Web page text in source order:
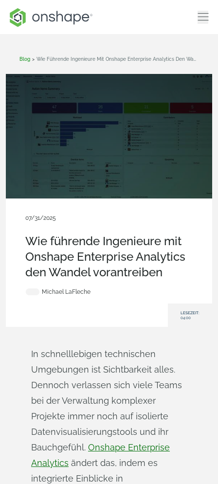
Blog >
07/31/2025
Wie führende Ingenieure mit
Onshape Enterprise Analytics
den Wandel vorantreiben
Michael LaFleche
LESEZEIT:
04:00
In schnelllebigen technischen
Umgebungen ist Sichtbarkeit alles.
Dennoch verlassen sich viele Teams
bei der Verwaltung komplexer
Projekte immer noch auf isolierte
Datenvisualisierungstools und ihr
Bauchgefühl. Onshape Enterprise
Analytics ändert das, indem es
integrierte Einblicke in